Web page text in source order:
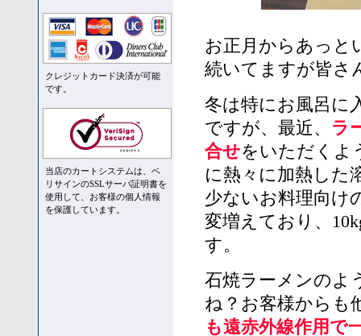
クレジットカード決済が可能
です。
当店のカートシステムは、ベ
リサインのSSLサーバ証明書を
使用して、お客様の個人情報
を保護しています。
お正月からあっと
続いてますが皆さ
冬は特にお風呂に
ですが、最近、 ラ
合せをいただくよ
に熱々に加熱した
少ないお料理向け
変増えており、
す。
石焼ラーメンのよ
ね？お客様からも
も遠赤外線作用で